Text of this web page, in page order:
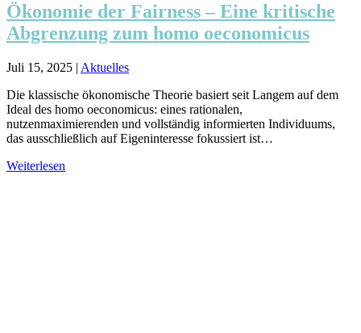
Ökonomie der Fairness – Eine kritische
Abgrenzung zum homo oeconomicus
Juli 15, 2025 | Aktuelles
Die klassische ökonomische Theorie basiert seit Langem auf dem
Ideal des homo oeconomicus: eines rationalen,
nutzenmaximierenden und vollständig informierten Individuums,
das ausschließlich auf Eigeninteresse fokussiert ist…
Weiterlesen